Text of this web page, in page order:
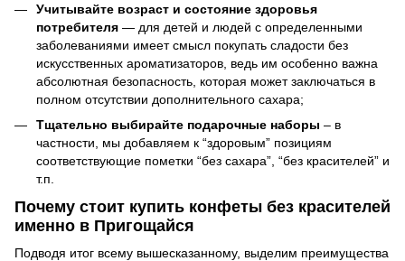
Учитывайте возраст и состояние здоровья
потребителя — для детей и людей с определенными
заболеваниями имеет смысл покупать сладости без
искусственных ароматизаторов, ведь им особенно важна
абсолютная безопасность, которая может заключаться в
полном отсутствии дополнительного сахара;
Тщательно выбирайте подарочные наборы – в
частности, мы добавляем к “здоровым” позициям
соответствующие пометки “без сахара”, “без красителей” и
т.п.
Почему стоит купить конфеты без красителей
именно в Пригoщайся
Подводя итог всему вышесказанному, выделим преимущества